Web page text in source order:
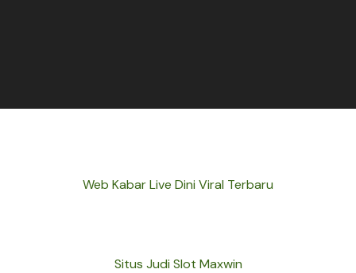
Web Kabar Live Dini Viral Terbaru
Situs Judi Slot Maxwin